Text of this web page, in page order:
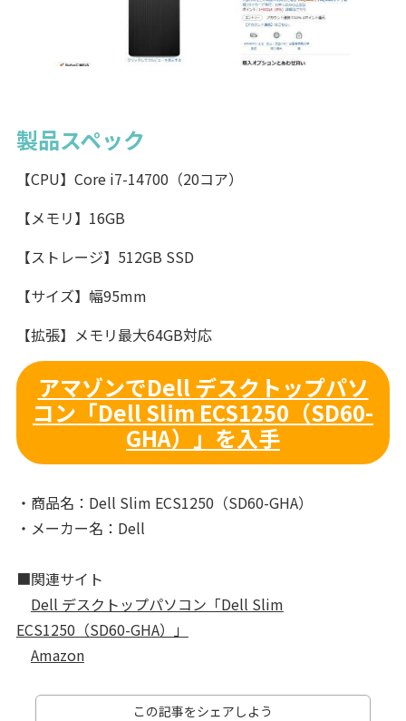
製品スペック
【CPU】Core i7-14700（20コア）
【メモリ】16GB
【ストレージ】512GB SSD
【サイズ】幅95mm
【拡張】メモリ最大64GB対応
アマゾンでDell デスクトップパソ
コン「Dell Slim ECS1250（SD60-
GHA）」を入手
・商品名：Dell Slim ECS1250（SD60-GHA）
・メーカー名：Dell
■関連サイト
Dell デスクトップパソコン「Dell Slim
ECS1250（SD60-GHA）」
Amazon
この記事をシェアしよう